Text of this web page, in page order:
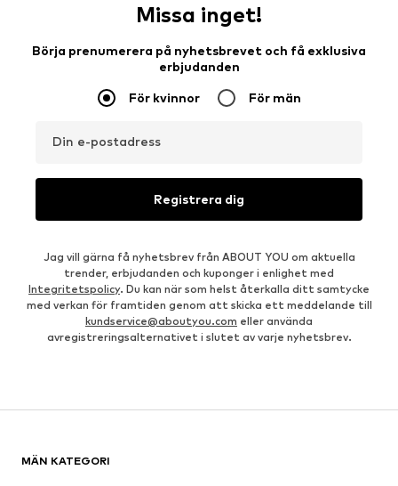
Missa inget!
Börja prenumerera på nyhetsbrevet och få exklusiva
erbjudanden
För kvinnor För män
Din e-postadress
Registrera dig
Jag vill gärna få nyhetsbrev från ABOUT YOU om aktuella
trender, erbjudanden och kuponger i enlighet med
Integritetspolicy. Du kan när som helst återkalla ditt samtycke
med verkan för framtiden genom att skicka ett meddelande till
kundservice@aboutyou.com eller använda
avregistreringsalternativet i slutet av varje nyhetsbrev.
MÄN KATEGORI